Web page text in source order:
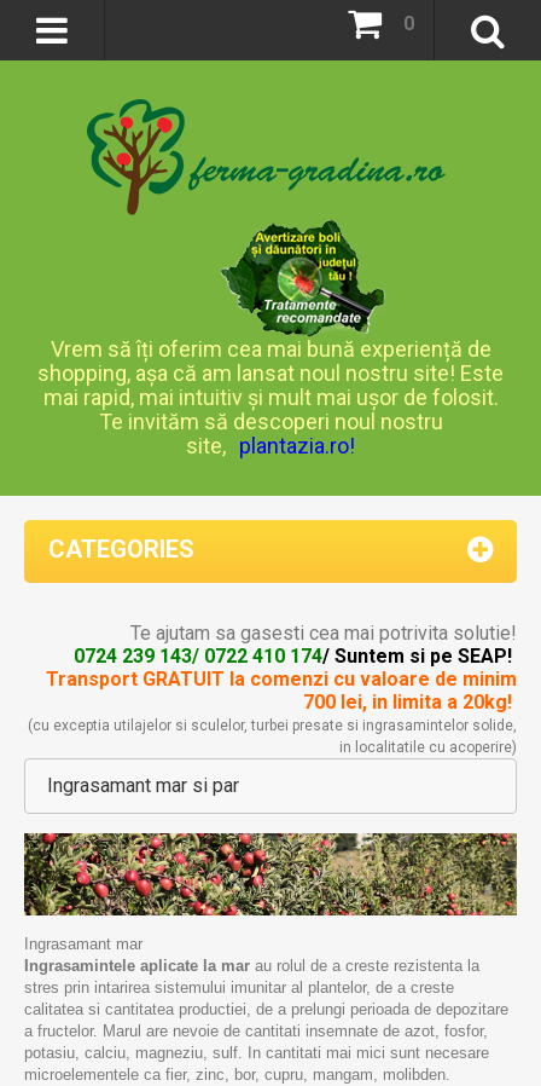
0
Vrem să îți oferim cea mai bună experiență de
shopping, așa că am lansat noul nostru site! Este
mai rapid, mai intuitiv și mult mai ușor de folosit.
Te invităm să descoperi noul nostru
site, plantazia.ro!
CATEGORIES
Te ajutam sa gasesti cea mai potrivita solutie!
0724 239 143/ 0722 410 174/ Suntem si pe SEAP!
Transport GRATUIT la comenzi cu valoare de minim
700 lei, in limita a 20kg!
(cu exceptia utilajelor si sculelor, turbei presate si ingrasamintelor solide,
in localitatile cu acoperire)
Ingrasamant mar si par
Ingrasamant mar
Ingrasamintele aplicate la marau rolul de a creste rezistenta la
stres prin intarirea sistemului imunitar al plantelor, de a creste
calitatea si cantitatea productiei, de a prelungi perioada de depozitare
a fructelor. Marul are nevoie de cantitati insemnate de azot, fosfor,
potasiu, calciu, magneziu, sulf. In cantitati mai mici sunt necesare
microelementele ca fier, zinc, bor, cupru, mangam, molibden.